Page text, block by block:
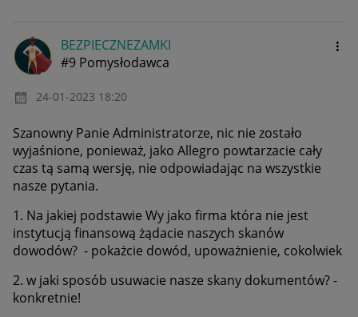
BEZPIECZNEZAMKI
#9 Pomysłodawca
‎24-01-2023 18:20
Szanowny Panie Administratorze, nic nie zostało
wyjaśnione, ponieważ, jako Allegro powtarzacie cały
czas tą samą wersję, nie odpowiadając na wszystkie
nasze pytania.
1. Na jakiej podstawie Wy jako firma która nie jest
instytucją finansową żądacie naszych skanów
dowodów? - pokażcie dowód, upoważnienie, cokolwiek
2. w jaki sposób usuwacie nasze skany dokumentów? -
konkretnie!